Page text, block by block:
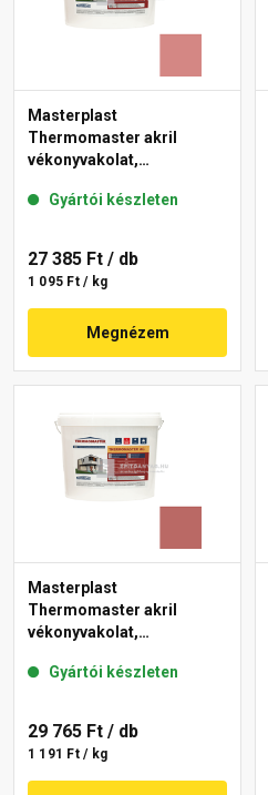
Masterplast
Thermomaster akril
vékonyvakolat,
21-D 25 kg
Gyártói készleten
27 385 Ft / db
1 095 Ft / kg
Megnézem
Masterplast
Thermomaster akril
vékonyvakolat,
21-C 25 kg
Gyártói készleten
29 765 Ft / db
1 191 Ft / kg